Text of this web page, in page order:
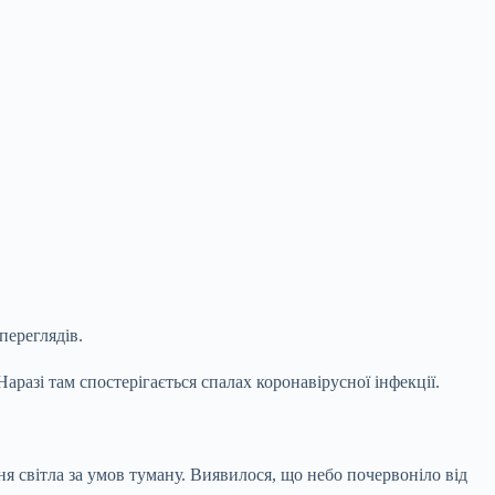
там спостерігається спалах коронавірусної інфекції.
за умов туману. Виявилося, що небо почервоніло від